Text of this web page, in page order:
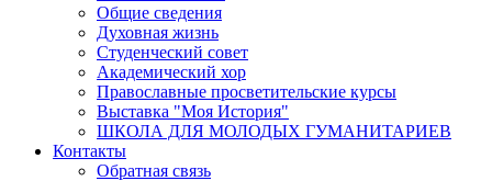
Общие сведения
Духовная жизнь
Студенческий совет
Академический хор
Православные просветительские курсы
Выставка "Моя История"
ШКОЛА ДЛЯ МОЛОДЫХ ГУМАНИТАРИЕВ
Контакты
Обратная связь